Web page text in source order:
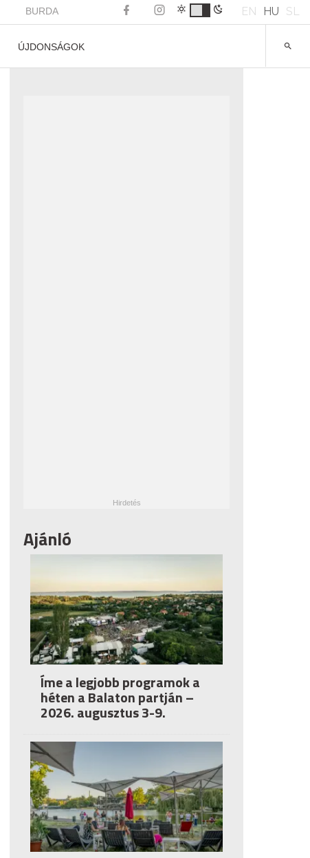
BURDA EN HU SL
ÚJDONSÁGOK
Ajánló
Íme a legjobb programok a
héten a Balaton partján –
2026. augusztus 3-9.